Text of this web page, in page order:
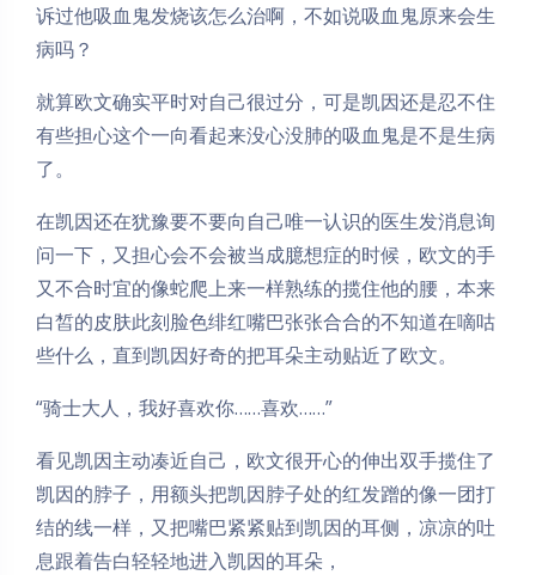
诉过他吸血鬼发烧该怎么治啊，不如说吸血鬼原来会生
病吗？
就算欧文确实平时对自己很过分，可是凯因还是忍不住
有些担心这个一向看起来没心没肺的吸血鬼是不是生病
了。
在凯因还在犹豫要不要向自己唯一认识的医生发消息询
问一下，又担心会不会被当成臆想症的时候，欧文的手
又不合时宜的像蛇爬上来一样熟练的揽住他的腰，本来
白皙的皮肤此刻脸色绯红嘴巴张张合合的不知道在嘀咕
些什么，直到凯因好奇的把耳朵主动贴近了欧文。
“骑士大人，我好喜欢你……喜欢……”
看见凯因主动凑近自己，欧文很开心的伸出双手揽住了
凯因的脖子，用额头把凯因脖子处的红发蹭的像一团打
结的线一样，又把嘴巴紧紧贴到凯因的耳侧，凉凉的吐
息跟着告白轻轻地进入凯因的耳朵，